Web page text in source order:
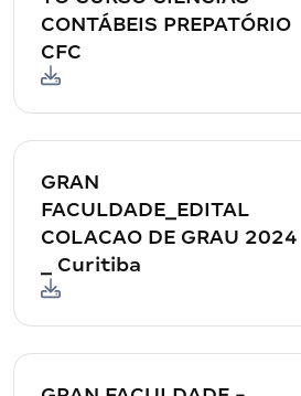
CONTÁBEIS PREPATÓRIO
CFC
GRAN
FACULDADE_EDITAL
COLACAO DE GRAU 2024
_ Curitiba